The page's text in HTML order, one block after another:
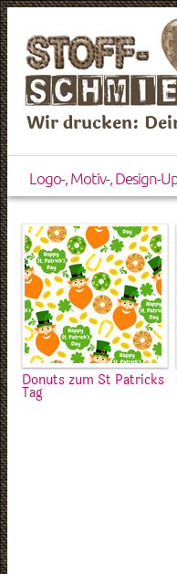
Wir drucken:
Logo-, Motiv-, Design-
Donuts zum St Patricks
Tag